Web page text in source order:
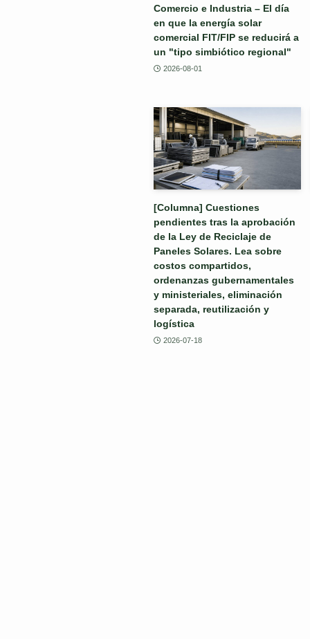
Comercio e Industria – El día
en que la energía solar
comercial FIT/FIP se reducirá a
un "tipo simbiótico regional"
2026-08-01
[Columna] Cuestiones
pendientes tras la aprobación
de la Ley de Reciclaje de
Paneles Solares. Lea sobre
costos compartidos,
ordenanzas gubernamentales
y ministeriales, eliminación
separada, reutilización y
logística
2026-07-18